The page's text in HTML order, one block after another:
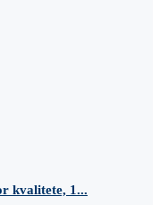
kvalitete, 1...